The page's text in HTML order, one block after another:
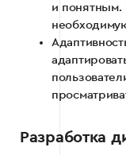
и понятным.
Разработка